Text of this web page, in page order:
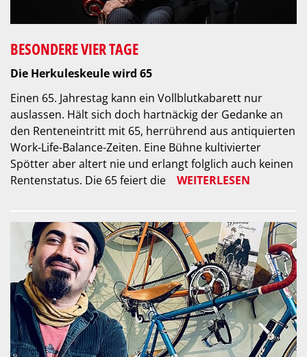
BESONDERE VIER TAGE
Die Herkuleskeule wird 65
Einen 65. Jahrestag kann ein Vollblutkabarett nur
auslassen. Hält sich doch hartnäckig der Gedanke an
den Renteneintritt mit 65, herrührend aus antiquierten
Work-Life-Balance-Zeiten. Eine Bühne kultivierter
Spötter aber altert nie und erlangt folglich auch keinen
Rentenstatus. Die 65 feiert die
WEITERLESEN